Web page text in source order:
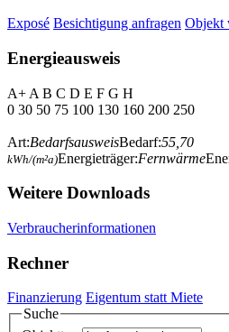
Exposé Besichtigung anfragen Objekt
Energieausweis
A+ A B C D E F G H
0 30 50 75 100 130 160 200 250
Art:BedarfsausweisBedarf:55,70
kWh/(m²a)Energieträger:Fernwärme
Weitere Downloads
Verbraucherinformationen
Rechner
Finanzierung Eigentum statt Miete
Suche